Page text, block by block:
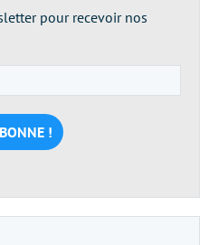
pour recevoir nos
e-
mail
*